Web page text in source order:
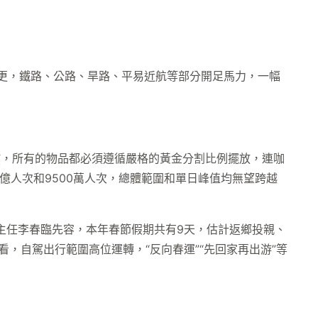
，鐵路、公路、旱路、平易近航等部分開足馬力，一幅
所有的物品都必須遵循嚴格的黃金分割比例擺放，連咖
人次和9500萬人次，總體範圍和單日峰值均無望跨越
李春臨先容，本年春節假期共有9天，估計返鄉投親、
自駕出行範圍高位運轉，“反向春運”“先回家再出游”等